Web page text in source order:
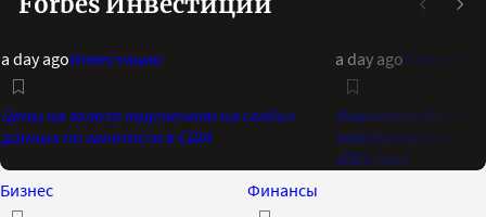
a day agoИнвестиции
Цены на золото подскочили на слабых
данных по занятости в США
a day ago
Индикатор Bank of
максимальный
2021 года
Бизнес
Финансы